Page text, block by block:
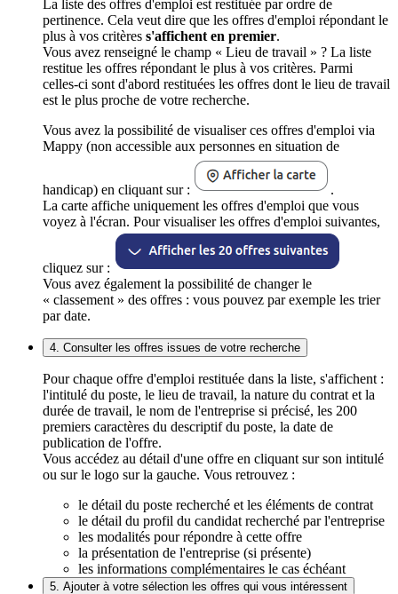
La liste des offres d'emploi est restituée par ordre de
pertinence. Cela veut dire que les offres d'emploi répondant le
plus à vos critères s'affichent en premier.
Vous avez renseigné le champ « Lieu de travail » ? La liste
restitue les offres répondant le plus à vos critères. Parmi
celles-ci sont d'abord restituées les offres dont le lieu de travail
est le plus proche de votre recherche.
Vous avez la possibilité de visualiser ces offres d'emploi via
Mappy (non accessible aux personnes en situation de
handicap) en cliquant sur :
.
La carte affiche uniquement les offres d'emploi que vous
voyez à l'écran. Pour visualiser les offres d'emploi suivantes,
cliquez sur :
Vous avez également la possibilité de changer le
« classement » des offres : vous pouvez par exemple les trier
par date.
4. Consulter les offres issues de votre recherche
Pour chaque offre d'emploi restituée dans la liste, s'affichent :
l'intitulé du poste, le lieu de travail, la nature du contrat et la
durée de travail, le nom de l'entreprise si précisé, les 200
premiers caractères du descriptif du poste, la date de
publication de l'offre.
Vous accédez au détail d'une offre en cliquant sur son intitulé
ou sur le logo sur la gauche. Vous retrouvez :
le détail du poste recherché et les éléments de contrat
le détail du profil du candidat recherché par l'entreprise
les modalités pour répondre à cette offre
la présentation de l'entreprise (si présente)
les informations complémentaires le cas échéant
5. Ajouter à votre sélection les offres qui vous intéressent